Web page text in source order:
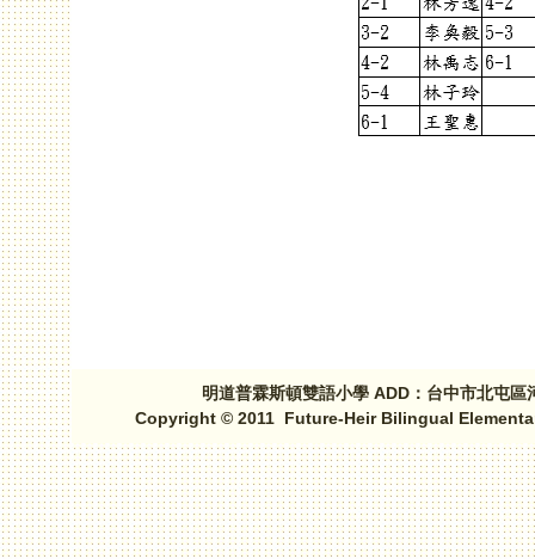
明道普霖斯頓雙語小學 ADD：台中市北屯
Copyright © 2011 Future-Heir Bilingual